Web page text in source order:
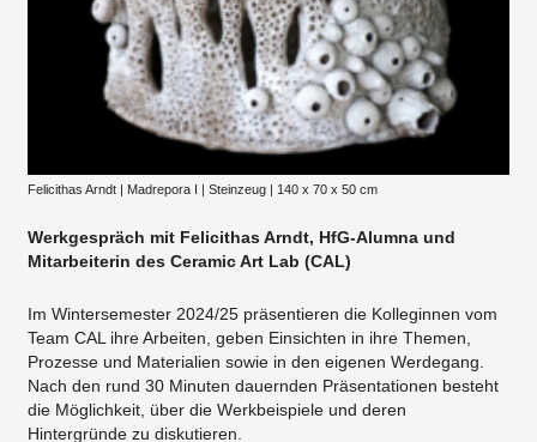
Felicithas Arndt | Madrepora I | Steinzeug | 140 x 70 x 50 cm
Werkgespräch mit Felicithas Arndt, HfG-Alumna und
Mitarbeiterin des Ceramic Art Lab (CAL)
Im Wintersemester 2024/25 präsentieren die Kolleginnen vom
Team CAL ihre Arbeiten, geben Einsichten in ihre Themen,
Prozesse und Materialien sowie in den eigenen Werdegang.
Nach den rund 30 Minuten dauernden Präsentationen besteht
die Möglichkeit, über die Werkbeispiele und deren
Hintergründe zu diskutieren.